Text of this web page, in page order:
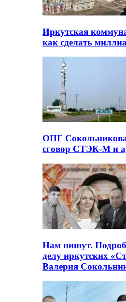
Иркутская
как сделать
ОПГ
сговор СТЭК-М и
Нам пишут.
делу иркутских
Валерия